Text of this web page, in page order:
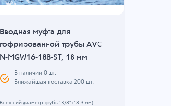
Вводная муфта для
гофрированной трубы AVC
N-MGW16-18B-ST, 18 мм
В наличии 0шт.
Ближайшая поставка 200 шт.
Внешний диаметр трубы: 3/8" (18.3 мм)